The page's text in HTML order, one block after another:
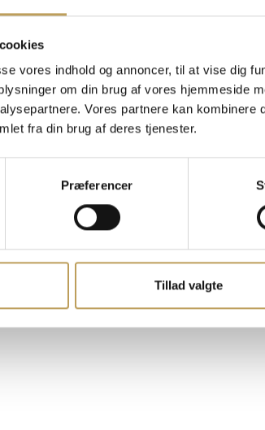
vores indhold og annoncer, til at vise dig
om din brug af vores hjemmeside
Vores partnere kan kombinere
fra din brug af deres tjenester.
Præferencer
Tillad valgte